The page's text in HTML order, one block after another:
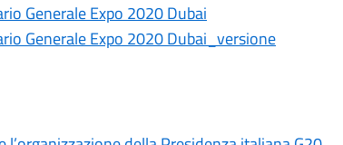
Generale Expo 2020 Dubai
Generale Expo 2020 Dubai_versione